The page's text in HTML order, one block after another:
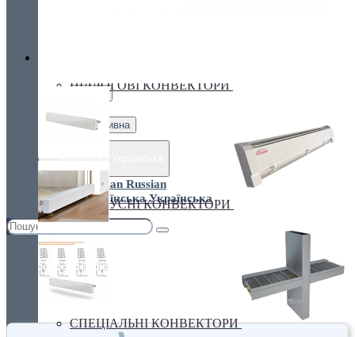
грн. Гривна
Russian
Українська
ПІДЛОГОВІ КОНВЕКТОРИ
ПЛІНТУСНІ КОНВЕКТОРИ
СПЕЦІАЛЬНІ КОНВЕКТОРИ